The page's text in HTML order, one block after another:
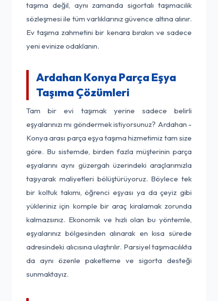
taşıma değil, aynı zamanda sigortalı taşımacılık
sözleşmesi ile tüm varlıklarınız güvence altına alınır.
Ev taşıma zahmetini bir kenara bırakın ve sadece
yeni evinize odaklanın.
Ardahan Konya Parça Eşya
Taşıma Çözümleri
Tam bir evi taşımak yerine sadece belirli
eşyalarınızı mı göndermek istiyorsunuz? Ardahan -
Konya arası parça eşya taşıma hizmetimiz tam size
göre. Bu sistemde, birden fazla müşterinin parça
eşyalarını aynı güzergah üzerindeki araçlarımızla
taşıyarak maliyetleri bölüştürüyoruz. Böylece tek
bir koltuk takımı, öğrenci eşyası ya da çeyiz gibi
yükleriniz için komple bir araç kiralamak zorunda
kalmazsınız. Ekonomik ve hızlı olan bu yöntemle,
eşyalarınız bölgesinden alınarak en kısa sürede
adresindeki alıcısına ulaştırılır. Parsiyel taşımacılıkta
da aynı özenle paketleme ve sigorta desteği
sunmaktayız.